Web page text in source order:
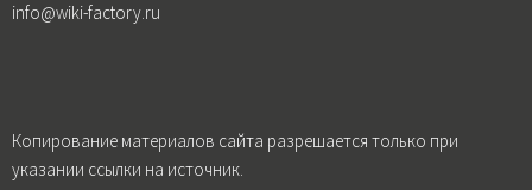
info@wiki-factory.ru
Копирование материалов сайта разрешается только при
указании ссылки на источник.